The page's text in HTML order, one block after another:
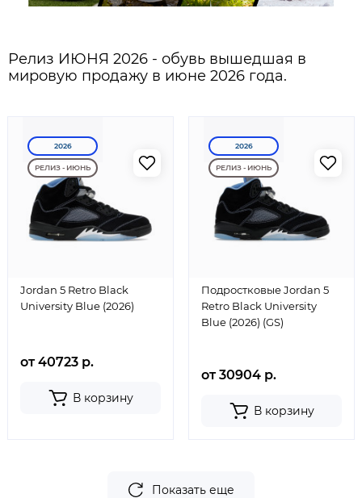
Релиз ИЮНЯ 2026 - обувь вышедшая в
мировую продажу в июне 2026 года.
2026
РЕЛИЗ - ИЮНЬ
Jordan 5 Retro Black
University Blue (2026)
от 40723 р.
В корзину
2026
РЕЛИЗ - ИЮНЬ
Подростковые Jordan 5
Retro Black University
Blue (2026) (GS)
от 30904 р.
В корзину
Показать еще